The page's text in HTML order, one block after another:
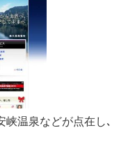
温泉などが点在し､